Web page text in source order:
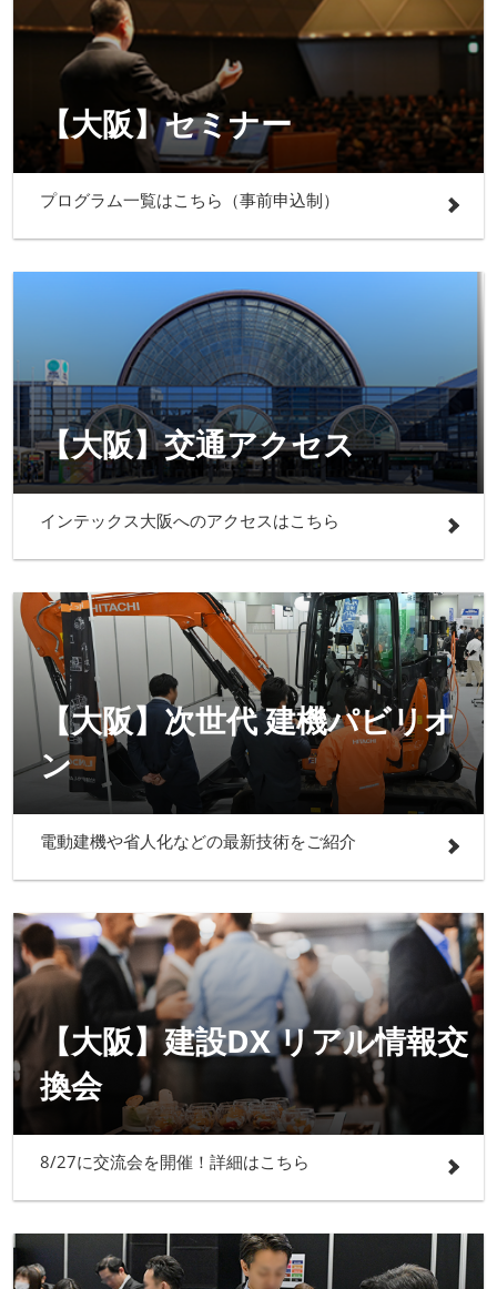
【大阪】セミナー
プログラム一覧はこちら（事前申込制）
【大阪】交通アクセス
インテックス大阪へのアクセスはこちら
【大阪】次世代 建機パビリオ
ン
電動建機や省人化などの最新技術をご紹介
【大阪】建設DX リアル情報交
換会
8/27に交流会を開催！詳細はこちら